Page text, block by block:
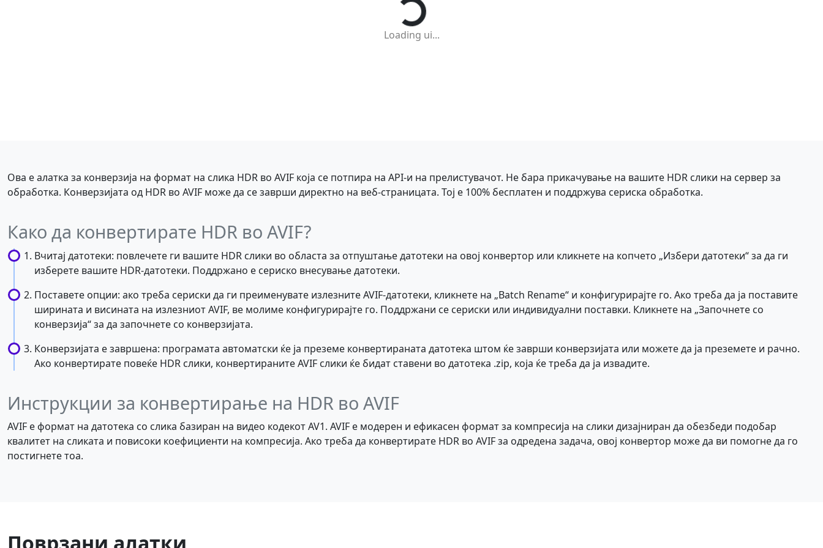
Loading ui...
Ова е алатка за конверзија на формат на слика HDR во AVIF која се потпира на API-и на прелистувачот. Не бара прикачување на вашите HDR слики на сервер за
обработка. Конверзијата од HDR во AVIF може да се заврши директно на веб-страницата. Тој е 100% бесплатен и поддржува сериска обработка.
Како да конвертирате HDR во AVIF?
Вчитај датотеки: повлечете ги вашите HDR слики во областа за отпуштање датотеки на овој конвертор или кликнете на копчето „Избери датотеки“ за да ги
изберете вашите HDR-датотеки. Поддржано е сериско внесување датотеки.
Поставете опции: ако треба сериски да ги преименувате излезните AVIF-датотеки, кликнете на „Batch Rename“ и конфигурирајте го. Ако треба да ја поставите
ширината и висината на излезниот AVIF, ве молиме конфигурирајте го. Поддржани се сериски или индивидуални поставки. Кликнете на „Започнете со
конверзија“ за да започнете со конверзијата.
Конверзијата е завршена: програмата автоматски ќе ја преземе конвертираната датотека штом ќе заврши конверзијата или можете да ја преземете и рачно.
Ако конвертирате повеќе HDR слики, конвертираните AVIF слики ќе бидат ставени во датотека .zip, која ќе треба да ја извадите.
Инструкции за конвертирање на HDR во AVIF
AVIF е формат на датотека со слика базиран на видео кодекот AV1. AVIF е модерен и ефикасен формат за компресија на слики дизајниран да обезбеди подобар
квалитет на сликата и повисоки коефициенти на компресија. Ако треба да конвертирате HDR во AVIF за одредена задача, овој конвертор може да ви помогне да го
постигнете тоа.